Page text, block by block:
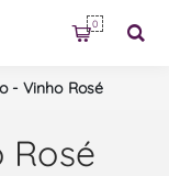
0
- Vinho Rosé
Rosé